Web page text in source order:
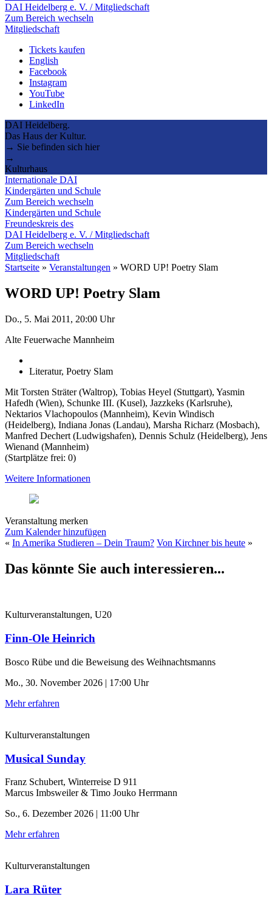
DAI Heidelberg e. V. / Mitgliedschaft
Zum Bereich wechseln
Mitgliedschaft
Tickets kaufen
English
Facebook
Instagram
YouTube
LinkedIn
DAI Heidelberg.
Das Haus der Kultur.
→ Sie befinden sich hier
→
Kulturhaus
Internationale DAI
Kindergärten und Schule
Zum Bereich wechseln
Kindergärten und Schule
Freundeskreis des
DAI Heidelberg e. V. / Mitgliedschaft
Zum Bereich wechseln
Mitgliedschaft
Startseite » Veranstaltungen » WORD UP! Poetry Slam
WORD UP! Poetry Slam
Do., 5. Mai 2011, 20:00 Uhr
Alte Feuerwache Mannheim
Literatur, Poetry Slam
Mit Torsten Sträter (Waltrop), Tobias Heyel (Stuttgart), Yasmin
Hafedh (Wien), Schunke III. (Kusel), Jazzkeks (Karlsruhe),
Nektarios Vlachopoulos (Mannheim), Kevin Windisch
(Heidelberg), Indiana Jonas (Landau), Marsha Richarz (Mosbach),
Manfred Dechert (Ludwigshafen), Dennis Schulz (Heidelberg), Jens
Wienand (Mannheim)
(Startplätze frei: 0)
Weitere Informationen
Veranstaltung merken
Zum Kalender hinzufügen
« In Amerika Studieren – Dein Traum? Von Kirchner bis heute »
Das könnte Sie auch interessieren...
Kulturveranstaltungen, U20
Finn-Ole Heinrich
Bosco Rübe und die Beweisung des Weihnachtsmanns
Mo., 30. November 2026 | 17:00 Uhr
Mehr erfahren
Kulturveranstaltungen
Musical Sunday
Franz Schubert, Winterreise D 911
Marcus Imbsweiler & Timo Jouko Herrmann
So., 6. Dezember 2026 | 11:00 Uhr
Mehr erfahren
Kulturveranstaltungen
Lara Rüter